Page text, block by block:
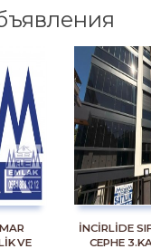
VE
İNCİRLİDE
CEPHE